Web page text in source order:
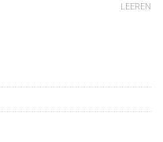
LEEREN